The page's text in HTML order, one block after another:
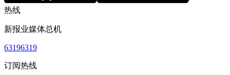
热线
新报业媒体总机
63196319
订阅热线